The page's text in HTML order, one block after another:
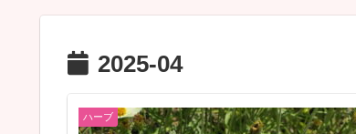
2025-04
ハーブ